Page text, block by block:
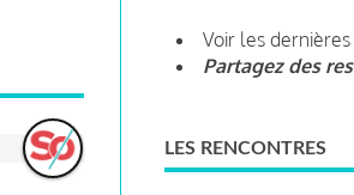
Voir les
Partagez des
LES RENCONTRES